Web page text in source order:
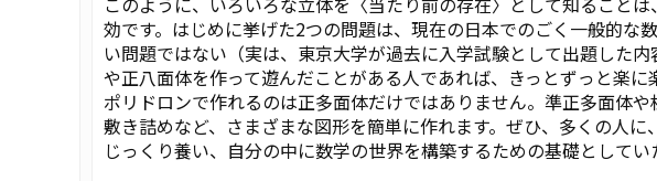
効です。はじめに挙げた2つの問題は、現在の日本でのごく一般的な
い問題ではない（実は、東京大学が過去に入学試験として出題した
や正八面体を作って遊んだことがある人であれば、きっとずっと楽に
ポリドロンで作れるのは正多面体だけではありません。準正多面体
敷き詰めなど、さまざまな図形を簡単に作れます。ぜひ、多くの人
じっくり養い、自分の中に数学の世界を構築するための基礎としてい